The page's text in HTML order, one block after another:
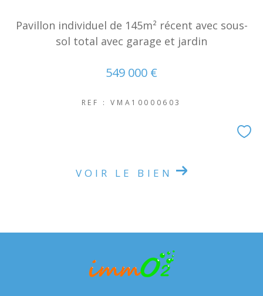
Pavillon individuel de 145m² récent avec sous-
sol total avec garage et jardin
549 000 €
REF : VMA10000603
VOIR LE BIEN